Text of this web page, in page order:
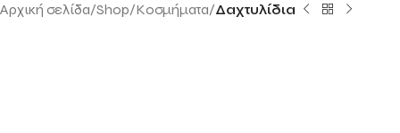
Αρχική σελίδα Shop Κοσμήματα Δαχτυλίδια